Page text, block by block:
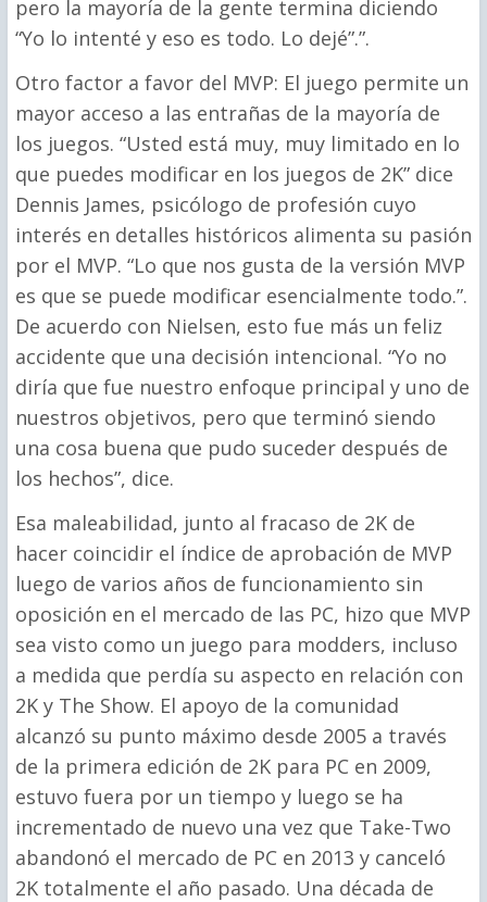
pero la mayoría de la gente termina diciendo
“Yo lo intenté y eso es todo. Lo dejé”.”.
Otro factor a favor del MVP: El juego permite un
mayor acceso a las entrañas de la mayoría de
los juegos. “Usted está muy, muy limitado en lo
que puedes modificar en los juegos de 2K” dice
Dennis James, psicólogo de profesión cuyo
interés en detalles históricos alimenta su pasión
por el MVP. “Lo que nos gusta de la versión MVP
es que se puede modificar esencialmente todo.”.
De acuerdo con Nielsen, esto fue más un feliz
accidente que una decisión intencional. “Yo no
diría que fue nuestro enfoque principal y uno de
nuestros objetivos, pero que terminó siendo
una cosa buena que pudo suceder después de
los hechos”, dice.
Esa maleabilidad, junto al fracaso de 2K de
hacer coincidir el índice de aprobación de MVP
luego de varios años de funcionamiento sin
oposición en el mercado de las PC, hizo que MVP
sea visto como un juego para modders, incluso
a medida que perdía su aspecto en relación con
2K y The Show. El apoyo de la comunidad
alcanzó su punto máximo desde 2005 a través
de la primera edición de 2K para PC en 2009,
estuvo fuera por un tiempo y luego se ha
incrementado de nuevo una vez que Take-Two
abandonó el mercado de PC en 2013 y canceló
2K totalmente el año pasado. Una década de